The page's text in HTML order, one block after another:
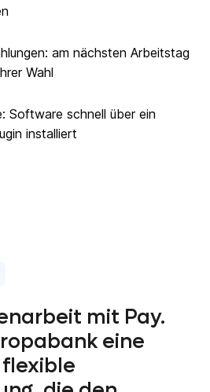
am nächsten Arbeitstag
Wahl
Software schnell über ein
installiert
mit Pay.
eine